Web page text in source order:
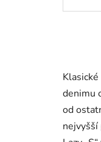
denimu
od
nejvyšší